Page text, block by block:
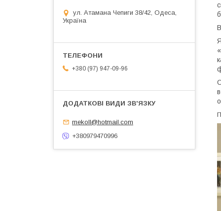
ул. Атамана Чепиги 38/42, Одеса,
Україна
+380 (97) 947-09-96
mekoll@hotmail.com
+380979470996